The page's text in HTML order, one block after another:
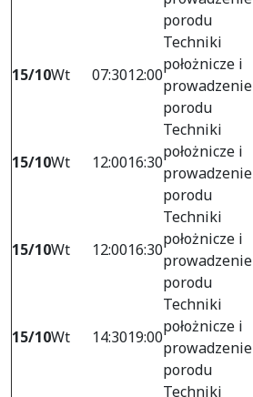
porodu
15/10Wt 07:3012:00
Techniki
położnicze i
prowadzenie
porodu
15/10Wt 12:0016:30
Techniki
położnicze i
prowadzenie
porodu
15/10Wt 12:0016:30
Techniki
położnicze i
prowadzenie
porodu
15/10Wt 14:3019:00
Techniki
położnicze i
prowadzenie
porodu
Techniki